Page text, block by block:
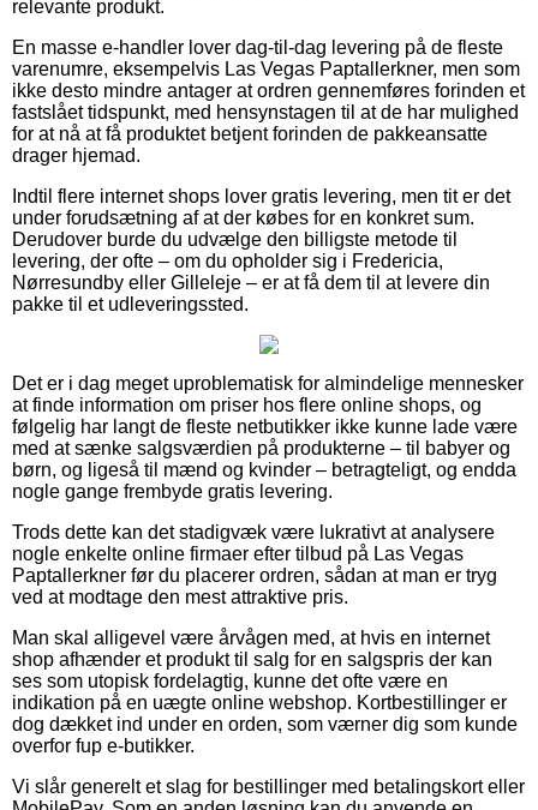
relevante produkt.
En masse e-handler lover dag-til-dag levering på de fleste
varenumre, eksempelvis Las Vegas Paptallerkner, men som
ikke desto mindre antager at ordren gennemføres forinden et
fastslået tidspunkt, med hensynstagen til at de har mulighed
for at nå at få produktet betjent forinden de pakkeansatte
drager hjemad.
Indtil flere internet shops lover gratis levering, men tit er det
under forudsætning af at der købes for en konkret sum.
Derudover burde du udvælge den billigste metode til
levering, der ofte – om du opholder sig i Fredericia,
Nørresundby eller Gilleleje – er at få dem til at levere din
pakke til et udleveringssted.
Det er i dag meget uproblematisk for almindelige mennesker
at finde information om priser hos flere online shops, og
følgelig har langt de fleste netbutikker ikke kunne lade være
med at sænke salgsværdien på produkterne – til babyer og
børn, og ligeså til mænd og kvinder – betragteligt, og endda
nogle gange frembyde gratis levering.
Trods dette kan det stadigvæk være lukrativt at analysere
nogle enkelte online firmaer efter tilbud på Las Vegas
Paptallerkner før du placerer ordren, sådan at man er tryg
ved at modtage den mest attraktive pris.
Man skal alligevel være årvågen med, at hvis en internet
shop afhænder et produkt til salg for en salgspris der kan
ses som utopisk fordelagtig, kunne det ofte være en
indikation på en uægte online webshop. Kortbestillinger er
dog dækket ind under en orden, som værner dig som kunde
overfor fup e-butikker.
Vi slår generelt et slag for bestillinger med betalingskort eller